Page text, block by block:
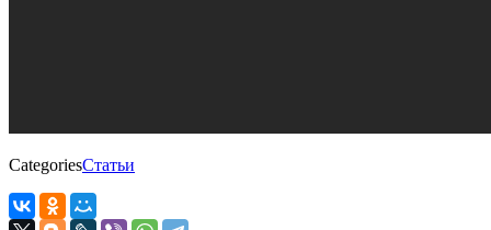
CategoriesСтатьи